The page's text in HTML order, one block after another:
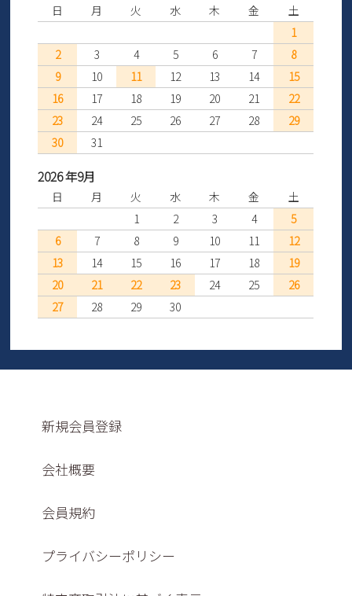
日 月 火 水 木 金
土
1
2
3 4 5 6 7
8
9
10 11 12 13 14
15
16
17 18 19 20 21
22
23
24 25 26 27 28
29
30
31
2026 年9月
日 月 火 水 木 金
土
1
2 3 4
5
6
7 8 9 10 11
12
13
14 15 16 17 18
19
20
21 22 23 24 25
26
27
28 29 30
新規会員登録
会社概要
会員規約
プライバシーポリシー